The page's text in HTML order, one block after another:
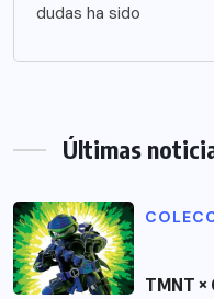
dudas ha sido
Últimas
TMNT ×